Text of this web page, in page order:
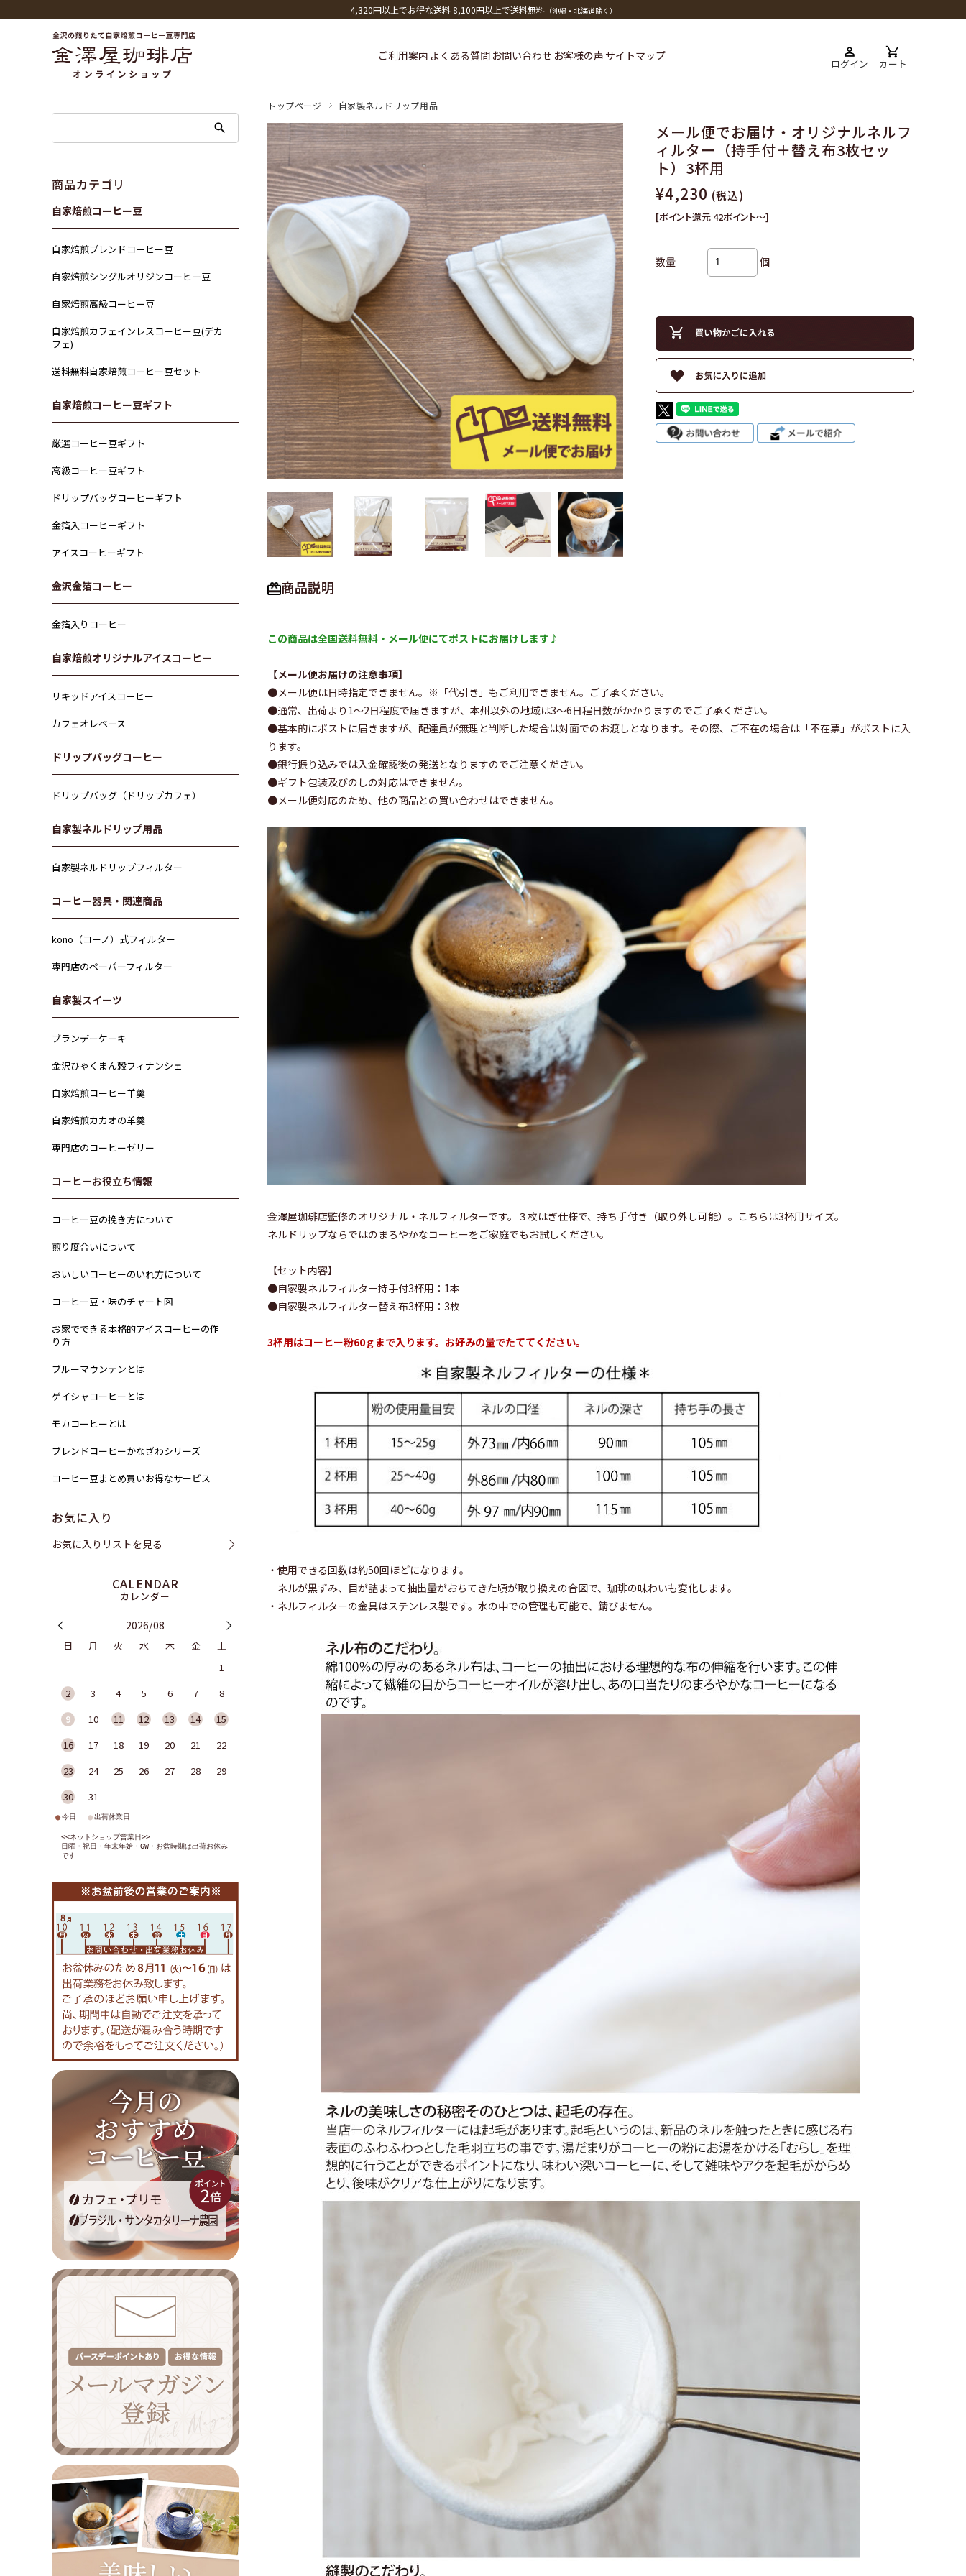
4,320円以上でお得な送料 8,100円以上で送料無料（沖縄・北海道除く）
ご利用案内 よくある質問 お問い合わせ お客様の声 サイトマップ
ログイン カート
トップページ 自家製ネルドリップ用品
メール便でお届け・オリジナルネルフ
ィルター（持手付＋替え布3枚セッ
ト）3杯用
¥4,230 (税込)
[ポイント還元 42ポイント～]
数量 個
商品説明
この商品は全国送料無料・メール便にてポストにお届けします♪
【メール便お届けの注意事項】
●メール便は日時指定できません。※「代引き」もご利用できません。ご了承ください。
●通常、出荷より1〜2日程度で届きますが、本州以外の地域は3〜6日程日数がかかりますのでご了承ください。
●基本的にポストに届きますが、配達員が無理と判断した場合は対面でのお渡しとなります。その際、ご不在の場合は「不在票」がポストに入
ります。
●銀行振り込みでは入金確認後の発送となりますのでご注意ください。
●ギフト包装及びのしの対応はできません。
●メール便対応のため、他の商品との買い合わせはできません。
金澤屋珈琲店監修のオリジナル・ネルフィルターです。３枚はぎ仕様で、持ち手付き（取り外し可能）。こちらは3杯用サイズ。
ネルドリップならではのまろやかなコーヒーをご家庭でもお試しください。
【セット内容】
●自家製ネルフィルター持手付3杯用：1本
●自家製ネルフィルター替え布3杯用：3枚
3杯用はコーヒー粉60ｇまで入ります。お好みの量でたててください。
・使用できる回数は約50回ほどになります。
ネルが黒ずみ、目が詰まって抽出量がおちてきた頃が取り換えの合図で、珈琲の味わいも変化します。
・ネルフィルターの金具はステンレス製です。水の中での管理も可能で、錆びません。
商品カテゴリ
自家焙煎コーヒー豆
自家焙煎ブレンドコーヒー豆
自家焙煎シングルオリジンコーヒー豆
自家焙煎高級コーヒー豆
自家焙煎カフェインレスコーヒー豆(デカ
フェ)
送料無料自家焙煎コーヒー豆セット
自家焙煎コーヒー豆ギフト
厳選コーヒー豆ギフト
高級コーヒー豆ギフト
ドリップバッグコーヒーギフト
金箔入コーヒーギフト
アイスコーヒーギフト
金沢金箔コーヒー
金箔入りコーヒー
自家焙煎オリジナルアイスコーヒー
リキッドアイスコーヒー
カフェオレベース
ドリップバッグコーヒー
ドリップバッグ（ドリップカフェ）
自家製ネルドリップ用品
自家製ネルドリップフィルター
コーヒー器具・関連商品
kono（コーノ）式フィルター
専門店のペーパーフィルター
自家製スイーツ
ブランデーケーキ
金沢ひゃくまん穀フィナンシェ
自家焙煎コーヒー羊羹
自家焙煎カカオの羊羹
専門店のコーヒーゼリー
コーヒーお役立ち情報
コーヒー豆の挽き方について
煎り度合いについて
おいしいコーヒーのいれ方について
コーヒー豆・味のチャート図
お家でできる本格的アイスコーヒーの作
り方
ブルーマウンテンとは
ゲイシャコーヒーとは
モカコーヒーとは
ブレンドコーヒーかなざわシリーズ
コーヒー豆まとめ買いお得なサービス
お気に入り
お気に入りリストを見る
2026/08
日 月 火 水 木 金
土
1
2
3 4 5 6 7
8
9
10 11 12 13 14
15
16
17 18 19 20 21
22
23
24 25 26 27 28
29
30
31
●今日 ●出荷休業日
<<ネットショップ営業日>>
日曜・祝日・年末年始・GW・お盆時期は出荷お休み
です